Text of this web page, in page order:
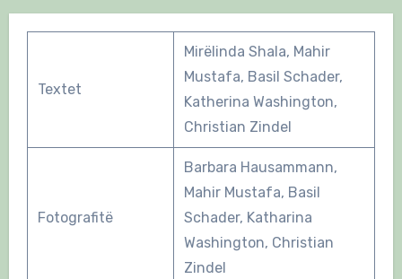
Textet
Mirëlinda Shala, Mahir
Mustafa, Basil Schader,
Katherina Washington,
Christian Zindel
Fotografitë
Barbara Hausammann,
Mahir Mustafa, Basil
Schader, Katharina
Washington, Christian
Zindel